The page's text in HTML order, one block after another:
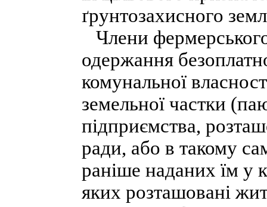
ґрунтозахисного
Члени
одержання
комунальної
земельної частки
підприємства,
ради, або в такому
раніше наданих їм у
яких розташовані